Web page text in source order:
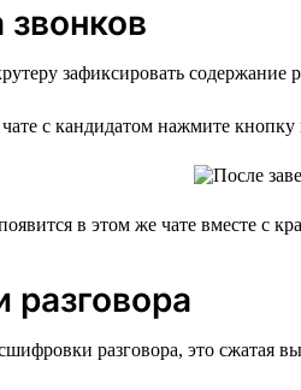
зафиксировать содержание
с кандидатом нажмите
в этом же чате вместе
разговора
разговора, это сжатая